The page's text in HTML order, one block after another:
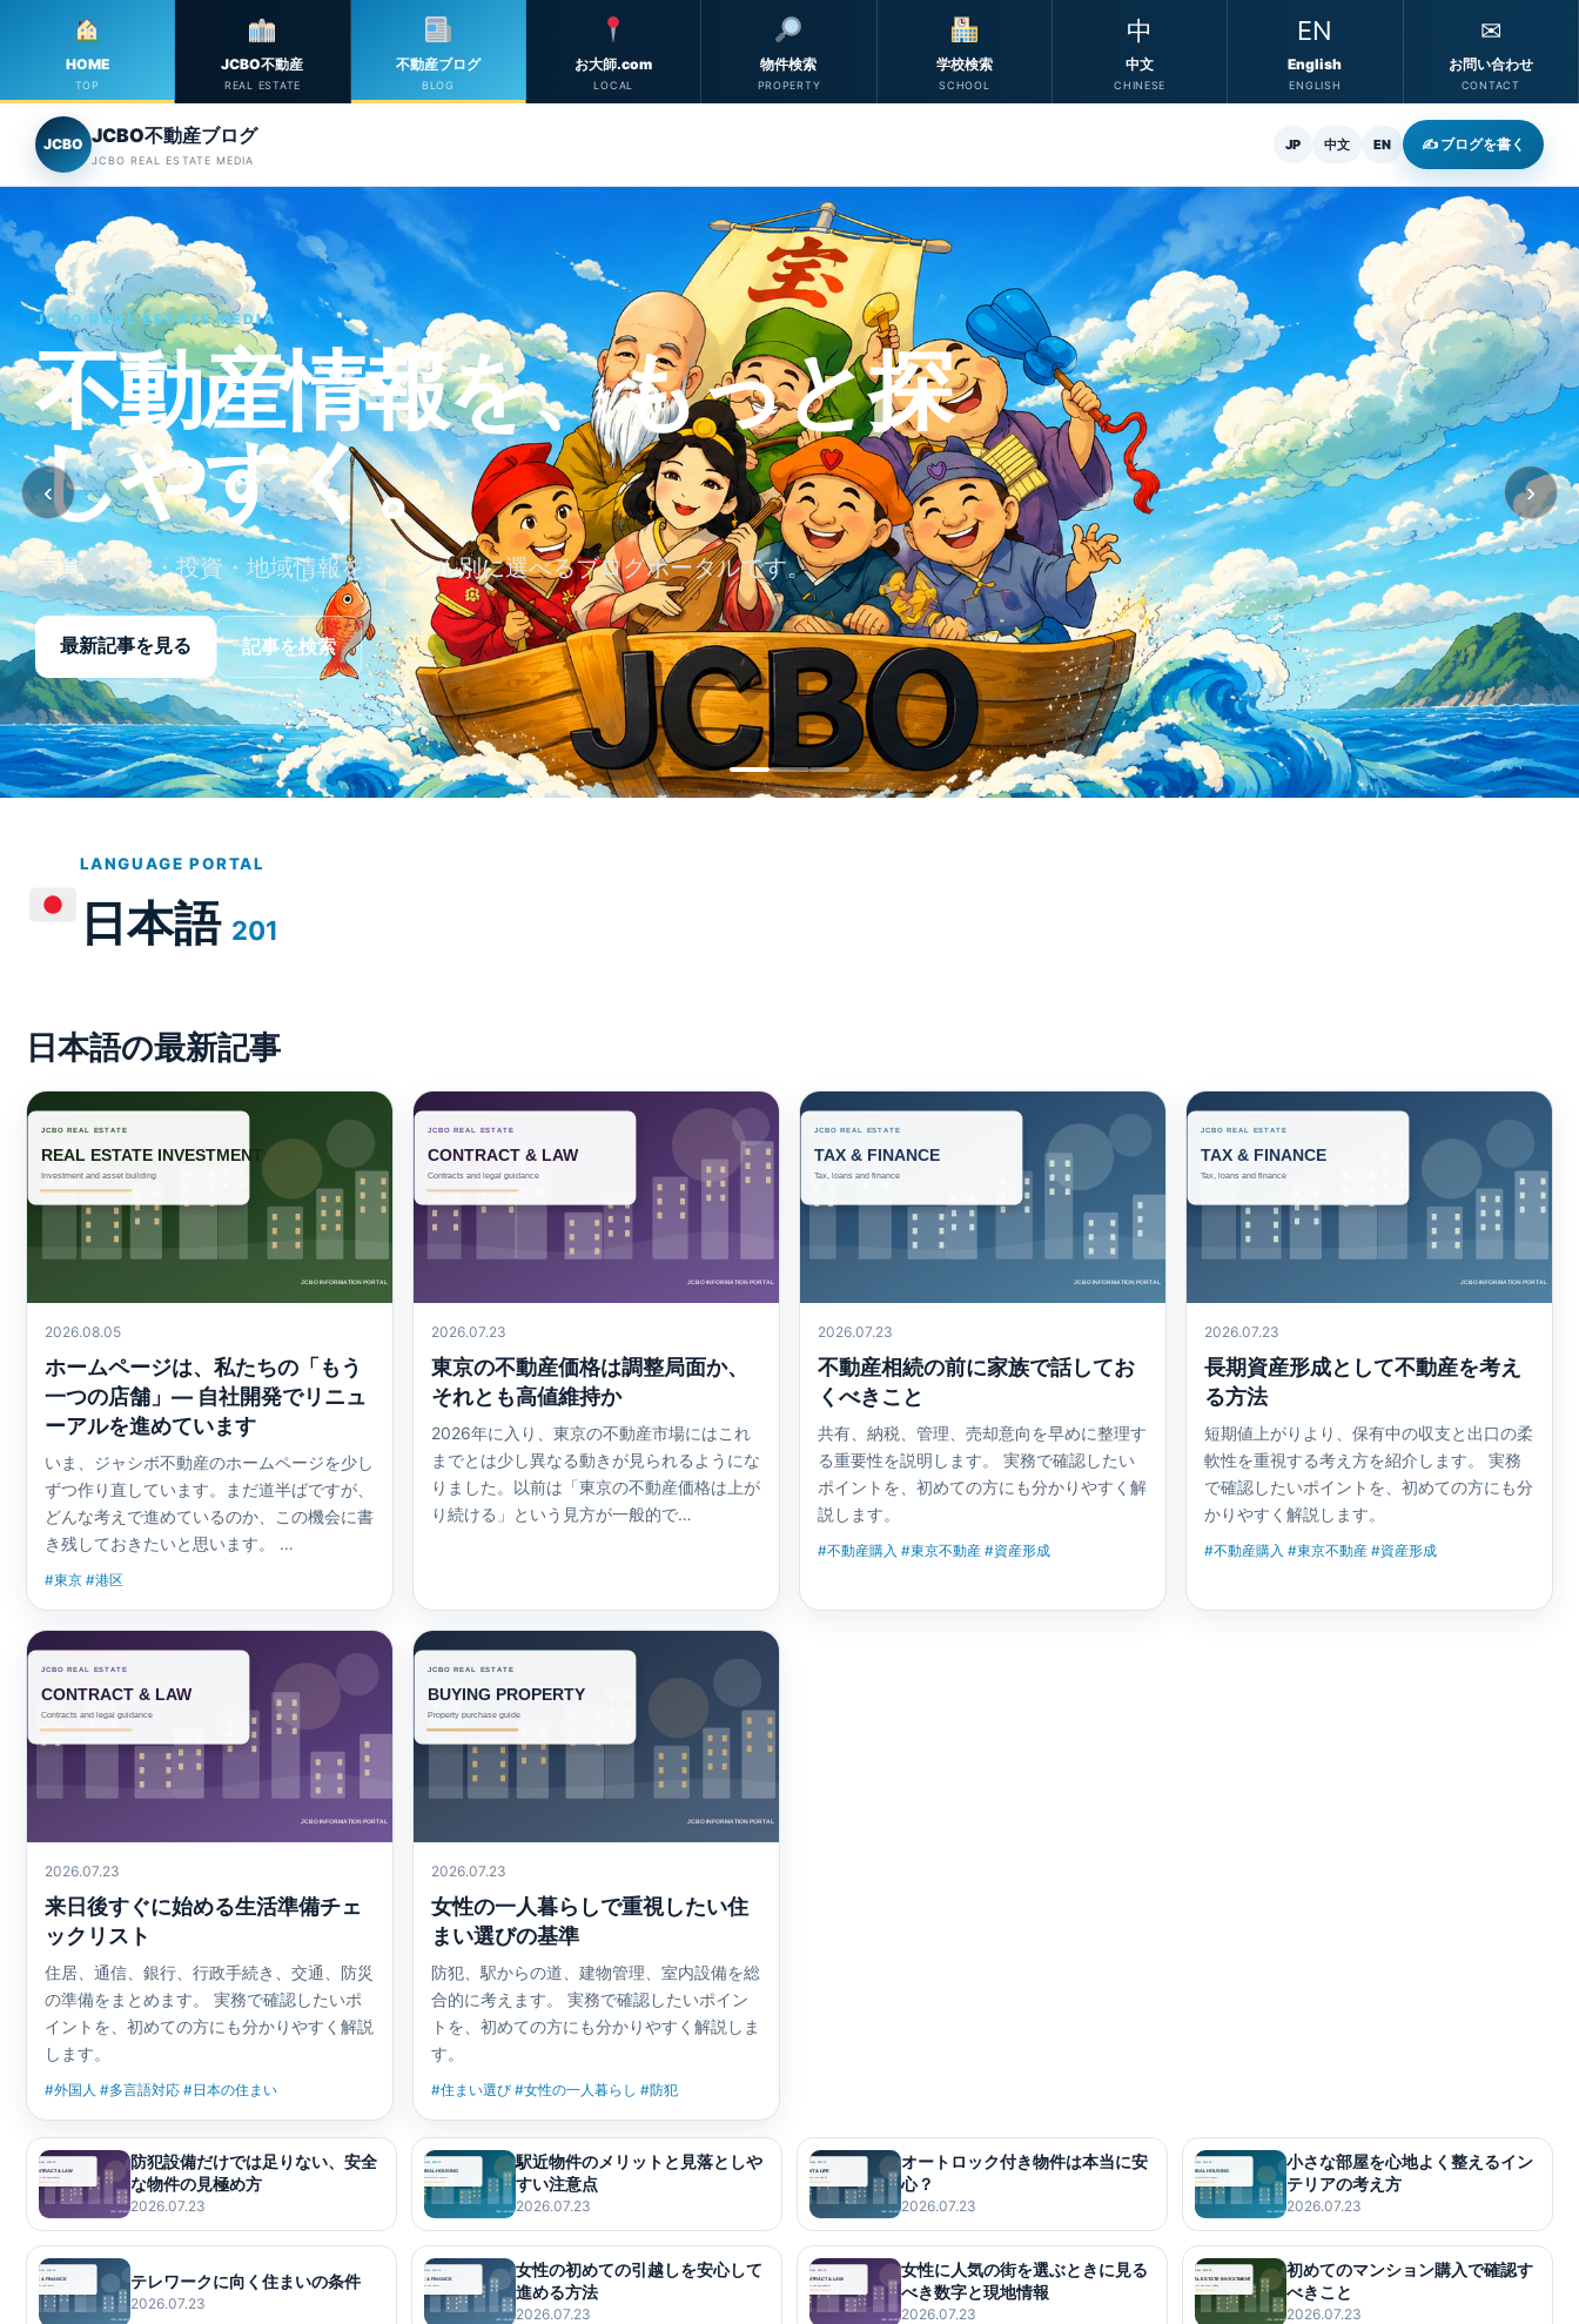
HOME
TOP
JCBO不動産
REAL ESTATE
不動産ブログ
BLOG
お大師.com
LOCAL
物件検索
PROPERTY
学校検索
SCHOOL
中
中文
CHINESE
EN
English
ENGLISH
✉
お問い合わせ
CONTACT
JCBO JCBO不動産ブログ
JCBO REAL ESTATE MEDIA
JP 中文 EN ✍ ブログを書く
‹ ›
JCBO REAL ESTATE MEDIA
東京・香港から世界へ
JCBOが不動産と海外ビジネスをワンストップでサポートします。
最新記事を見る 記事を検索
LANGUAGE PORTAL
日本語 201
日本語の最新記事
2026.08.05
ホームページは、私たちの「もう
一つの店舗」— 自社開発でリニュ
ーアルを進めています
いま、ジャシボ不動産のホームページを少し
ずつ作り直しています。まだ道半ばですが、
どんな考えで進めているのか、この機会に書
き残しておきたいと思います。 …
#東京 #港区
2026.07.23
東京の不動産価格は調整局面か、
それとも高値維持か
2026年に入り、東京の不動産市場にはこれ
までとは少し異なる動きが見られるようにな
りました。以前は「東京の不動産価格は上が
り続ける」という見方が一般的で…
2026.07.23
不動産相続の前に家族で話してお
くべきこと
共有、納税、管理、売却意向を早めに整理す
る重要性を説明します。 実務で確認したい
ポイントを、初めての方にも分かりやすく解
説します。
#不動産購入 #東京不動産 #資産形成
2026.07.23
長期資産形成として不動産を考え
る方法
短期値上がりより、保有中の収支と出口の柔
軟性を重視する考え方を紹介します。 実務
で確認したいポイントを、初めての方にも分
かりやすく解説します。
#不動産購入 #東京不動産 #資産形成
2026.07.23
来日後すぐに始める生活準備チェ
ックリスト
住居、通信、銀行、行政手続き、交通、防災
の準備をまとめます。 実務で確認したいポ
イントを、初めての方にも分かりやすく解説
します。
#外国人 #多言語対応 #日本の住まい
2026.07.23
女性の一人暮らしで重視したい住
まい選びの基準
防犯、駅からの道、建物管理、室内設備を総
合的に考えます。 実務で確認したいポイン
トを、初めての方にも分かりやすく解説しま
す。
#住まい選び #女性の一人暮らし #防犯
防犯設備だけでは足りない、安全
な物件の見極め方
2026.07.23
駅近物件のメリットと見落としや
すい注意点
2026.07.23
オートロック付き物件は本当に安
心？
2026.07.23
小さな部屋を心地よく整えるイン
テリアの考え方
2026.07.23
テレワークに向く住まいの条件
2026.07.23
女性の初めての引越しを安心して
進める方法
2026.07.23
女性に人気の街を選ぶときに見る
べき数字と現地情報
2026.07.23
初めてのマンション購入で確認す
べきこと
2026.07.23